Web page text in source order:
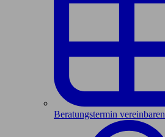
Beratungstermin vereinbaren